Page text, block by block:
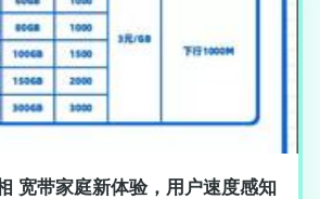
宽带家庭新体验，用户速度感知